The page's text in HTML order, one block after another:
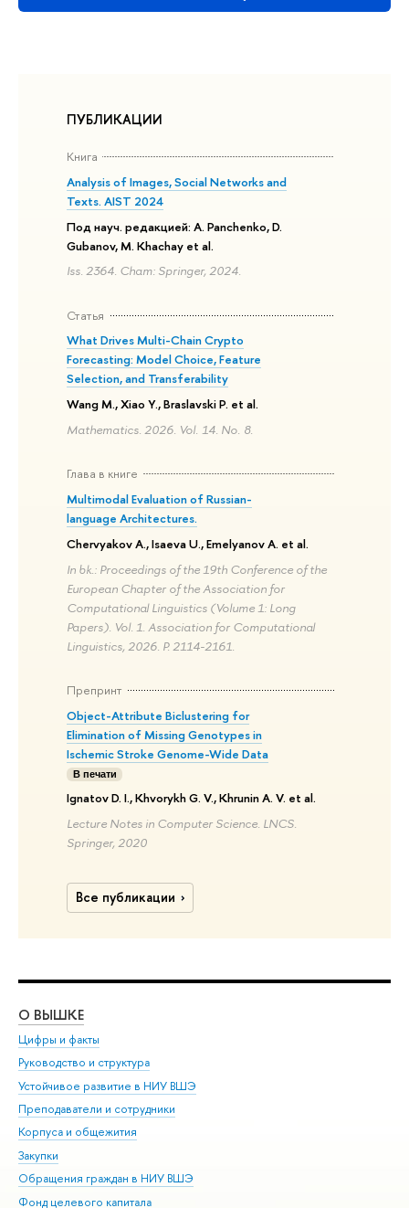
ПУБЛИКАЦИИ
Книга
Analysis of Images, Social Networks and
Texts. AIST 2024
Под науч. редакцией: A. Panchenko, D.
Gubanov, M. Khachay et al.
Iss. 2364. Cham: Springer, 2024.
Статья
What Drives Multi-Chain Crypto
Forecasting: Model Choice, Feature
Selection, and Transferability
Wang M., Xiao Y., Braslavski P. et al.
Mathematics. 2026. Vol. 14. No. 8.
Глава в книге
Multimodal Evaluation of Russian-
language Architectures.
Chervyakov A., Isaeva U., Emelyanov A. et al.
In bk.: Proceedings of the 19th Conference of the
European Chapter of the Association for
Computational Linguistics (Volume 1: Long
Papers). Vol. 1. Association for Computational
Linguistics, 2026. P. 2114-2161.
Препринт
Object-Attribute Biclustering for
Elimination of Missing Genotypes in
Ischemic Stroke Genome-Wide Data
В печати
Ignatov D. I., Khvorykh G. V., Khrunin A. V. et al.
Lecture Notes in Computer Science. LNCS.
Springer, 2020
Все публикации
О ВЫШКЕ
Цифры и факты
Руководство и структура
Устойчивое развитие в НИУ ВШЭ
Преподаватели и сотрудники
Корпуса и общежития
Закупки
Обращения граждан в НИУ ВШЭ
Фонд целевого капитала